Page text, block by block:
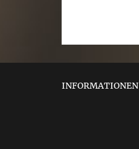
INFORMATIONEN